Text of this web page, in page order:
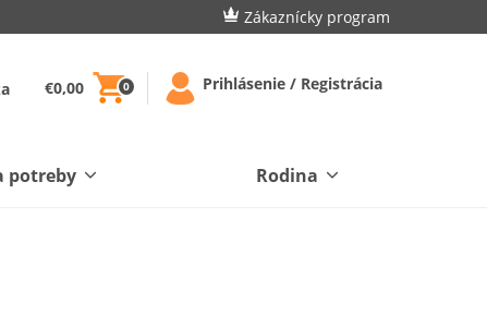
Zákaznícky program
€0,00 0 Prihlásenie / Registrácia
potreby Rodina